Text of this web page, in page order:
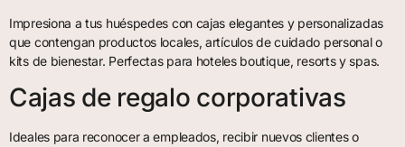
Impresiona a tus huéspedes con cajas elegantes y personalizadas
que contengan productos locales, artículos de cuidado personal o
kits de bienestar. Perfectas para hoteles boutique, resorts y spas.
Cajas de regalo corporativas
Ideales para reconocer a empleados, recibir nuevos clientes o